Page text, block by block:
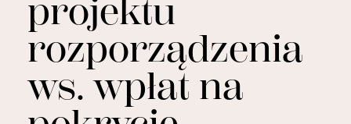
projektu
rozporządzenia
ws. wpłat na